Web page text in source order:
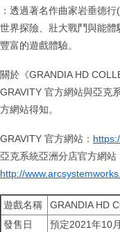
：透過著名作曲家岩垂德
世界探險、壯大戰鬥與能
豐富的遊戲體驗。
關於《GRANDIA HD
GRAVITY 官方網站與亞克
方網站得知。
GRAVITY 官方網站：
亞克系統亞洲分店官方網站
http://
遊戲名稱
GRANDIA HD
發售日
預定2021年10